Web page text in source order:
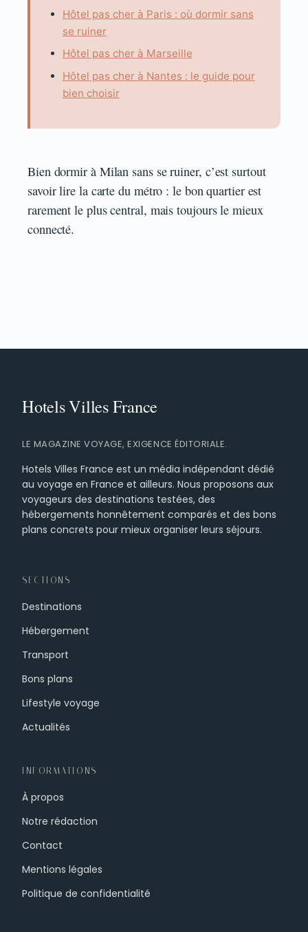
Hôtel pas cher à Paris : où dormir sans
se ruiner
Hôtel pas cher à Marseille
Hôtel pas cher à Nantes : le guide pour
bien choisir
Bien dormir à Milan sans se ruiner, c’est surtout
savoir lire la carte du métro : le bon quartier est
rarement le plus central, mais toujours le mieux
connecté.
LE MAGAZINE VOYAGE, EXIGENCE ÉDITORIALE.
Hotels Villes France est un média indépendant dédié
au voyage en France et ailleurs. Nous proposons aux
voyageurs des destinations testées, des
hébergements honnêtement comparés et des bons
plans concrets pour mieux organiser leurs séjours.
SECTIONS
Destinations
Hébergement
Transport
Bons plans
Lifestyle voyage
Actualités
INFORMATIONS
À propos
Notre rédaction
Contact
Mentions légales
Politique de confidentialité